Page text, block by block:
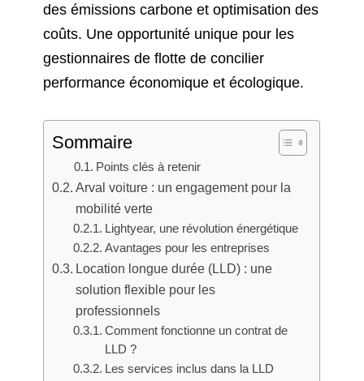
des émissions carbone et optimisation des
coûts. Une opportunité unique pour les
gestionnaires de flotte de concilier
performance économique et écologique.
Sommaire
Points clés à retenir
Arval voiture : un engagement pour la
mobilité verte
Lightyear, une révolution énergétique
Avantages pour les entreprises
Location longue durée (LLD) : une
solution flexible pour les
professionnels
Comment fonctionne un contrat de
LLD ?
Les services inclus dans la LLD